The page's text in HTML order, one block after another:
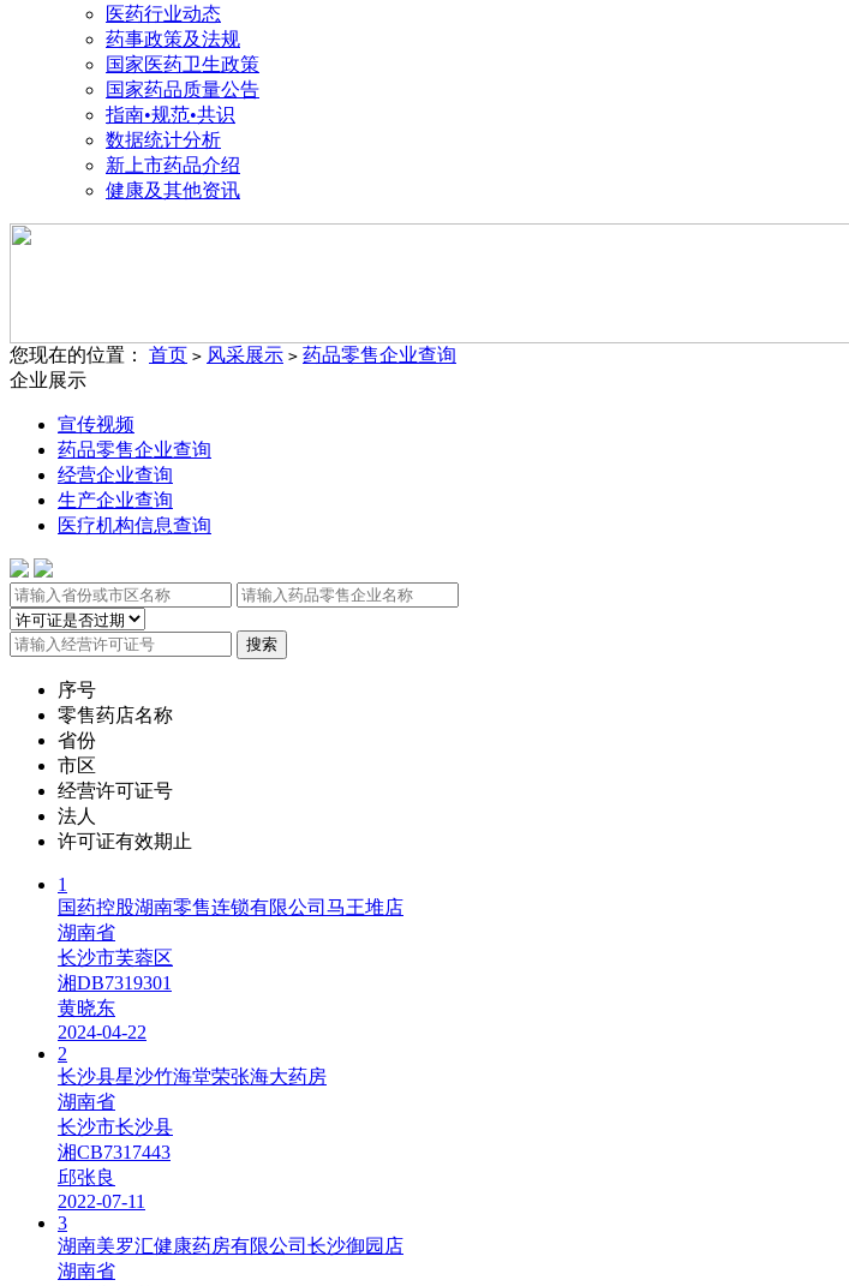
医药行业动态
药事政策及法规
国家医药卫生政策
国家药品质量公告
指南•规范•共识
数据统计分析
新上市药品介绍
健康及其他资讯
您现在的位置： 首页 > 风采展示 > 药品零售企业查询
企业展示
宣传视频
药品零售企业查询
经营企业查询
生产企业查询
医疗机构信息查询
序号
零售药店名称
省份
市区
经营许可证号
法人
许可证有效期止
1
国药控股湖南零售连锁有限公司马王堆店
湖南省
长沙市芙蓉区
湘DB7319301
黄晓东
2024-04-22
2
长沙县星沙竹海堂荣张海大药房
湖南省
长沙市长沙县
湘CB7317443
邱张良
2022-07-11
3
湖南美罗汇健康药房有限公司长沙御园店
湖南省